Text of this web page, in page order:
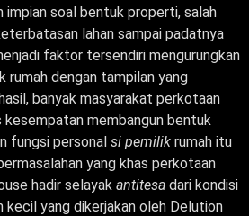
impian soal bentuk properti, salah
lahan sampai padatnya
faktor tersendiri mengurungkan
rumah dengan tampilan yang
banyak masyarakat perkotaan
kesempatan membangun bentuk
fungsi personal si pemilik rumah itu
yang khas perkotaan
hadir selayak antitesa dari kondisi
kecil yang dikerjakan oleh Delution